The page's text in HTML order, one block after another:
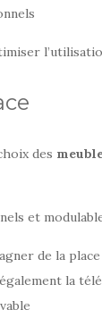
des
et
de la place
la